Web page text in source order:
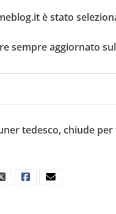
è stato
sempre aggiornato
tedesco, chiude per